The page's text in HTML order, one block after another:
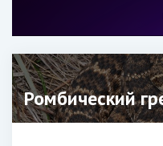
Ромбический